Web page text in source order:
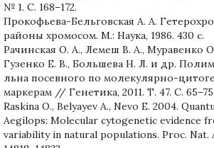
№ 1. С. 168–172.
Прокофьева-Бельговская А. А.
районы хромосом. М.: Наука, 1986. 430 с.
Рачинская О. А., Лемеш В. А., Муравенко
Гузенко Е. В., Большева Н. Л. и др.
льна посевного по молекулярно-
маркерам // Генетика, 2011. Т. 47. С. 65–75.
Raskina O., Belyayev A., Nevo E. 2004.
Aegilops: Molecular cytogenetic evidence
variability in natural populations. Proc. Nat.